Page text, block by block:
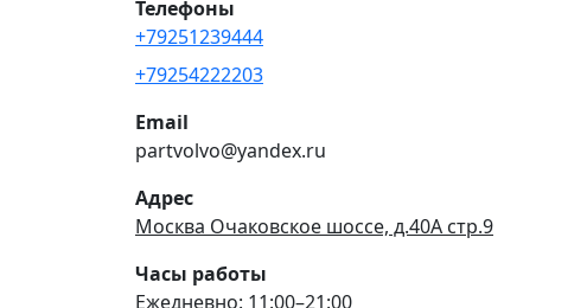
Телефоны
+79251239444
+79254222203
Email
partvolvo@yandex.ru
Адрес
Москва Очаковское шоссе, д.40А стр.9
Часы работы
Ежедневно: 11:00–21:00